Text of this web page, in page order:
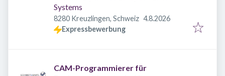
Systems
8280 Kreuzlingen, Schweiz Veröffentlicht
4.8.2026
Expressbewerbung
CAM-Programmierer für